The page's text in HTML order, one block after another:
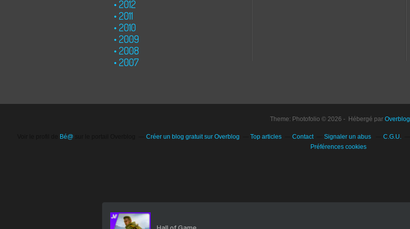
2012
2011
2010
2009
2008
2007
Theme: Photofolio © 2026 - Hébergé par Overblog
Bé@sur le portail Overblog Créer un blog gratuit sur Overblog Top articles Contact Signaler un abus C.G.U.
Préférences cookies